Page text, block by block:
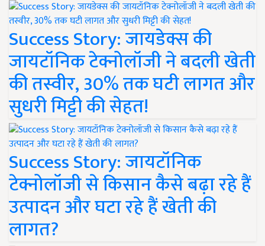
Success Story: जायडेक्स की
जायटॉनिक टेक्नोलॉजी ने बदली खेती
की तस्वीर, 30% तक घटी लागत और
सुधरी मिट्टी की सेहत!
Success Story: जायटॉनिक
टेक्नोलॉजी से किसान कैसे बढ़ा रहे हैं
उत्पादन और घटा रहे हैं खेती की
लागत?